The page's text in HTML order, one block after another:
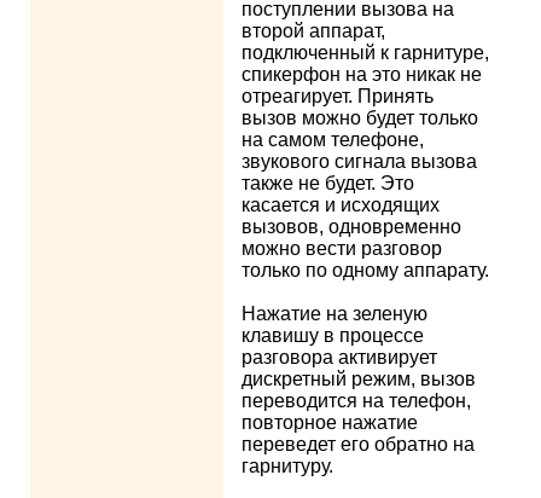
поступлении вызова на
второй аппарат,
подключенный к гарнитуре,
спикерфон на это никак не
отреагирует. Принять
вызов можно будет только
на самом телефоне,
звукового сигнала вызова
также не будет. Это
касается и исходящих
вызовов, одновременно
можно вести разговор
только по одному аппарату.
Нажатие на зеленую
клавишу в процессе
разговора активирует
дискретный режим, вызов
переводится на телефон,
повторное нажатие
переведет его обратно на
гарнитуру.